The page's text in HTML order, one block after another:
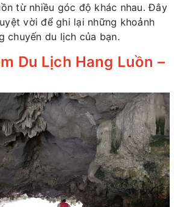
từ nhiều góc độ khác nhau. Đây
vời để ghi lại những khoảnh
chuyến du lịch của bạn.
Du Lịch Hang Luồn –